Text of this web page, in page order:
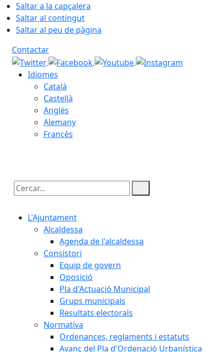
Saltar a la capçalera
Saltar al contingut
Saltar al peu de pàgina
Contactar
Idiomes
Català
Castellà
Anglès
Alemany
Francès
Cercar:
L'Ajuntament
Alcaldessa
Agenda de l'alcaldessa
Consistori
Equip de govern
Oposició
Pla d'Actuació Municipal
Grups municipals
Resultats electorals
Normativa
Ordenances, reglaments i estatuts
Avanç del Pla d'Ordenació Urbanística